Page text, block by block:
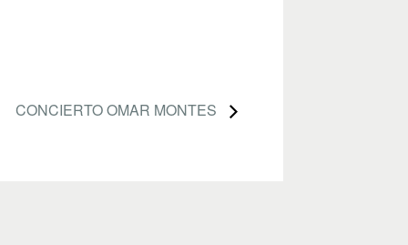
CONCIERTO OMAR MONTES